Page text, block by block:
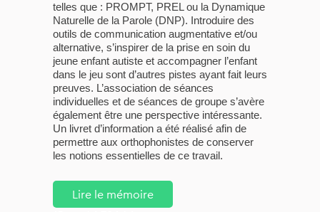
telles que : PROMPT, PREL ou la Dynamique
Naturelle de la Parole (DNP). Introduire des
outils de communication augmentative et/ou
alternative, s’inspirer de la prise en soin du
jeune enfant autiste et accompagner l’enfant
dans le jeu sont d’autres pistes ayant fait leurs
preuves. L’association de séances
individuelles et de séances de groupe s’avère
également être une perspective intéressante.
Un livret d’information a été réalisé afin de
permettre aux orthophonistes de conserver
les notions essentielles de ce travail.
Lire le mémoire